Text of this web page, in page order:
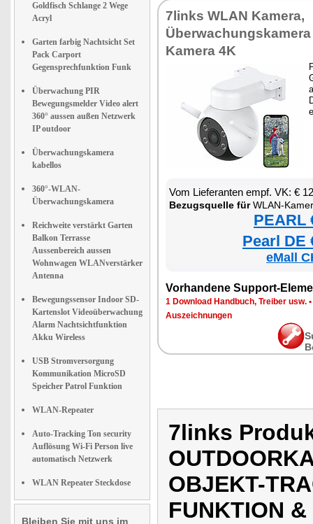
Goldfisch Schlange 2 Wege
Acryl
Garten farbig Nachtsicht Set
Pack Carport
Gegensprechfunktion Funk
Überwachung PIR
Bewegungsmelder Video alert
360° aussen außen Netzwerk
IP outdoor
Überwachungskamera
kabellos
360°-WLAN-
Überwachungskamera
Reichweite verstärkt Garten
Balkon Terrasse
Aussenbereich aussen
Wohnwagen WLANverstärker
Antenna
Bewegungssensor Indoor SD-
Kartenslot Videoüberwachung
Alarm Nachtsichtfunktion
Akku Wireless
USB Stromversorgung
Kommunikation MicroSD
Speicher Patrol Funktion
WLAN-Repeater
Auto-Tracking Ton security
Auflösung Wi-Fi Person live
automatisch Netzwerk
WLAN Repeater Steckdose
Bleiben Sie mit uns im
7links WLAN Kamera,
Kamera 4K
Vom Lieferanten empf. VK: €
Bezugsquelle fürWLAN-
PEARL
Pearl DE
eMall
Vorhandene Support-
1 Download Handbuch, Treiber usw. •
Auszeichnungen
7links
OBJEKT-
FUNKTION &